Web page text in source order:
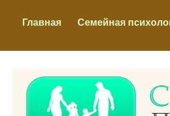
Главная Семейная